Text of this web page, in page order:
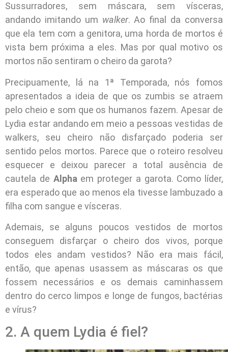
Sussurradores, sem máscara, sem vísceras,
andando imitando um walker. Ao final da conversa
que ela tem com a genitora, uma horda de mortos é
vista bem próxima a eles. Mas por qual motivo os
mortos não sentiram o cheiro da garota?
Precipuamente, lá na 1ª Temporada, nós fomos
apresentados a ideia de que os zumbis se atraem
pelo cheio e som que os humanos fazem. Apesar de
Lydia estar andando em meio a pessoas vestidas de
walkers, seu cheiro não disfarçado poderia ser
sentido pelos mortos. Parece que o roteiro resolveu
esquecer e deixou parecer a total ausência de
cautela de Alpha em proteger a garota. Como líder,
era esperado que ao menos ela tivesse lambuzado a
filha com sangue e vísceras.
Ademais, se alguns poucos vestidos de mortos
conseguem disfarçar o cheiro dos vivos, porque
todos eles andam vestidos? Não era mais fácil,
então, que apenas usassem as máscaras os que
fossem necessários e os demais caminhassem
dentro do cerco limpos e longe de fungos, bactérias
e vírus?
2. A quem Lydia é fiel?